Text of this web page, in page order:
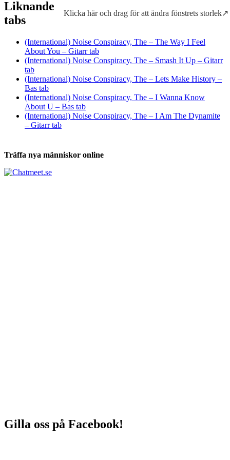
Klicka här och drag för att ändra fönstrets storlek↗
Tabs och ackord för både bas och gitarr
Liknande
tabs
(International) Noise Conspiracy, The – The Way I Feel
About You – Gitarr tab
(International) Noise Conspiracy, The – Smash It Up – Gitarr
tab
(International) Noise Conspiracy, The – Lets Make History –
Bas tab
(International) Noise Conspiracy, The – I Wanna Know
About U – Bas tab
(International) Noise Conspiracy, The – I Am The Dynamite
– Gitarr tab
Träffa nya människor online
Gilla oss på Facebook!